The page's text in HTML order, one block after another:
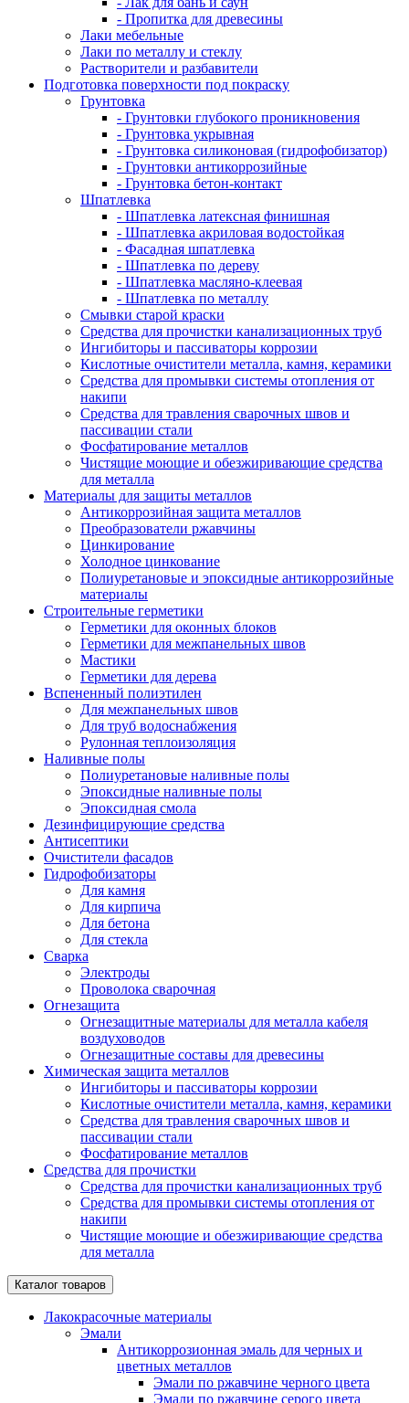
- Пропитка для древесины
Лаки мебельные
Лаки по металлу и стеклу
Растворители и разбавители
Подготовка поверхности под покраску
Грунтовка
- Грунтовки глубокого проникновения
- Грунтовка укрывная
- Грунтовка силиконовая (гидрофобизатор)
- Грунтовки антикоррозийные
- Грунтовка бетон-контакт
Шпатлевка
- Шпатлевка латексная финишная
- Шпатлевка акриловая водостойкая
- Фасадная шпатлевка
- Шпатлевка по дереву
- Шпатлевка масляно-клеевая
- Шпатлевка по металлу
Смывки старой краски
Средства для прочистки канализационных труб
Ингибиторы и пассиваторы коррозии
Кислотные очистители металла, камня, керамики
Средства для промывки системы отопления от
накипи
Средства для травления сварочных швов и
пассивации стали
Фосфатирование металлов
Чистящие моющие и обезжиривающие средства
для металла
Материалы для защиты металлов
Антикоррозийная защита металлов
Преобразователи ржавчины
Цинкирование
Холодное цинкование
Полиуретановые и эпоксидные антикоррозийные
материалы
Строительные герметики
Герметики для оконных блоков
Герметики для межпанельных швов
Мастики
Герметики для дерева
Вспененный полиэтилен
Для межпанельных швов
Для труб водоснабжения
Рулонная теплоизоляция
Наливные полы
Полиуретановые наливные полы
Эпоксидные наливные полы
Эпоксидная смола
Дезинфицирующие средства
Антисептики
Очистители фасадов
Гидрофобизаторы
Для камня
Для кирпича
Для бетона
Для стекла
Сварка
Электроды
Проволока сварочная
Огнезащита
Огнезащитные материалы для металла кабеля
воздуховодов
Огнезащитные составы для древесины
Химическая защита металлов
Ингибиторы и пассиваторы коррозии
Кислотные очистители металла, камня, керамики
Средства для травления сварочных швов и
пассивации стали
Фосфатирование металлов
Средства для прочистки
Средства для прочистки канализационных труб
Средства для промывки системы отопления от
накипи
Чистящие моющие и обезжиривающие средства
для металла
Каталог товаров
Лакокрасочные материалы
Эмали
Антикоррозионная эмаль для черных и
цветных металлов
Эмали по ржавчине черного цвета
Эмали по ржавчине серого цвета